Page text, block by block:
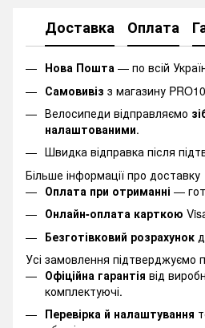
Доставка Оплата
Нова Пошта — по всій
Самовивіз з магазину
Велосипеди відправляємо
налаштованими.
Швидка відправка після
Більше інформації про доставку
Оплата при отриманні —
Онлайн-оплата карткою
Безготівковий розрахунок
Усі замовлення підтверджуємо
Офіційна гарантія від
комплектуючі.
Перевірка й налаштування